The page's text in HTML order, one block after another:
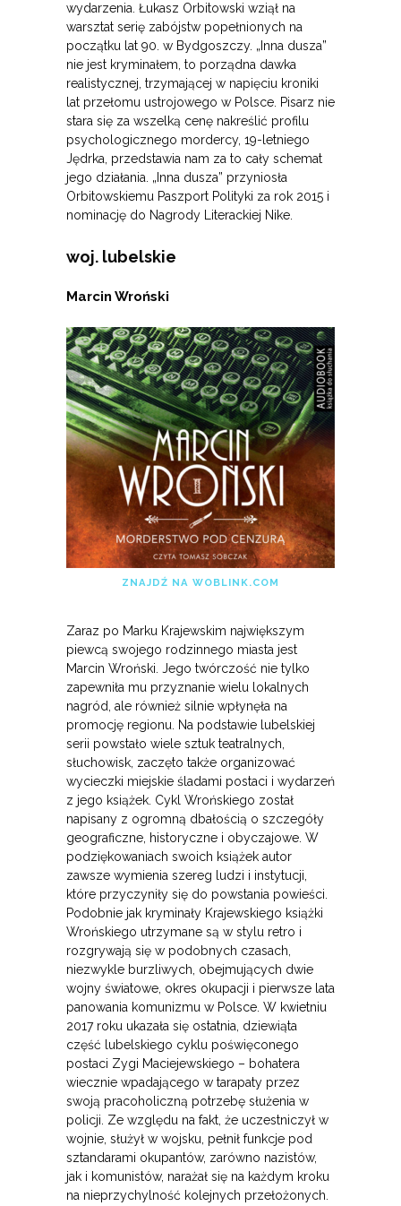
wydarzenia. Łukasz Orbitowski wziął na
warsztat serię zabójstw popełnionych na
początku lat 90. w Bydgoszczy. „Inna dusza”
nie jest kryminałem, to porządna dawka
realistycznej, trzymającej w napięciu kroniki
lat przełomu ustrojowego w Polsce. Pisarz nie
stara się za wszelką cenę nakreślić profilu
psychologicznego mordercy, 19-letniego
Jędrka, przedstawia nam za to cały schemat
jego działania. „Inna dusza” przyniosła
Orbitowskiemu Paszport Polityki za rok 2015 i
nominację do Nagrody Literackiej Nike.
woj. lubelskie
Marcin Wroński
ZNAJDŹ NA WOBLINK.COM
Zaraz po Marku Krajewskim największym
piewcą swojego rodzinnego miasta jest
Marcin Wroński. Jego twórczość nie tylko
zapewniła mu przyznanie wielu lokalnych
nagród, ale również silnie wpłynęła na
promocję regionu. Na podstawie lubelskiej
serii powstało wiele sztuk teatralnych,
słuchowisk, zaczęto także organizować
wycieczki miejskie śladami postaci i wydarzeń
z jego książek. Cykl Wrońskiego został
napisany z ogromną dbałością o szczegóły
geograficzne, historyczne i obyczajowe. W
podziękowaniach swoich książek autor
zawsze wymienia szereg ludzi i instytucji,
które przyczyniły się do powstania powieści.
Podobnie jak kryminały Krajewskiego książki
Wrońskiego utrzymane są w stylu retro i
rozgrywają się w podobnych czasach,
niezwykle burzliwych, obejmujących dwie
wojny światowe, okres okupacji i pierwsze lata
panowania komunizmu w Polsce. W kwietniu
2017 roku ukazała się ostatnia, dziewiąta
część lubelskiego cyklu poświęconego
postaci Zygi Maciejewskiego – bohatera
wiecznie wpadającego w tarapaty przez
swoją pracoholiczną potrzebę służenia w
policji. Ze względu na fakt, że uczestniczył w
wojnie, służył w wojsku, pełnił funkcje pod
sztandarami okupantów, zarówno nazistów,
jak i komunistów, narażał się na każdym kroku
na nieprzychylność kolejnych przełożonych.